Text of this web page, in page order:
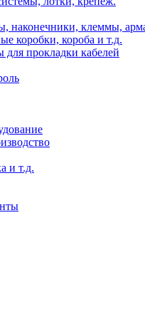
наконечники, клеммы,
коробки, короба и т.д.
прокладки кабелей
и т.д.